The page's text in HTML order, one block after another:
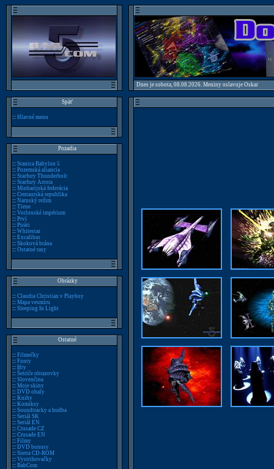
Dnes je sobota, 08.08.2026. Meniny oslavuje Oskar
Späť
:: Hlavné menu
Pozadia
:: Stanica Babylon 5
:: Pozemská aliancia
:: Starfury Thunderbolt
:: Starfury Arrora
:: Minbarijská federácia
:: Centaurská republika
:: Narnský režim
:: Tiene
:: Vorlonské impérium
:: Prví
:: Piráti
:: Whitestar
:: Excalibur
:: Skoková brána
:: Ostatné rasy
Obrázky
:: Claudia Christian v Playboy
:: Mapa vesmíru
:: Sleeping In Light
Ostatné
:: Filmečky
:: Fonty
:: Hry
:: Šetriče obrazovky
:: Slovenčina
:: Moje skiny
:: DVD obaly
:: Knihy
:: Komiksy
:: Soundtracky a hudba
:: Seriál SK
:: Seriál EN
:: Crusade CZ
:: Crusade EN
:: Filmy
:: DVD bonusy
:: Sierra CD-ROM
:: Vystrihovačky
:: BabCom